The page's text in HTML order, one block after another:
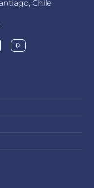
Chile